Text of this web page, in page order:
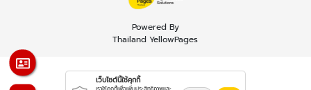
Powered By
Thailand YellowPages
เว็บไซต์นี้ใช้คุกกี้